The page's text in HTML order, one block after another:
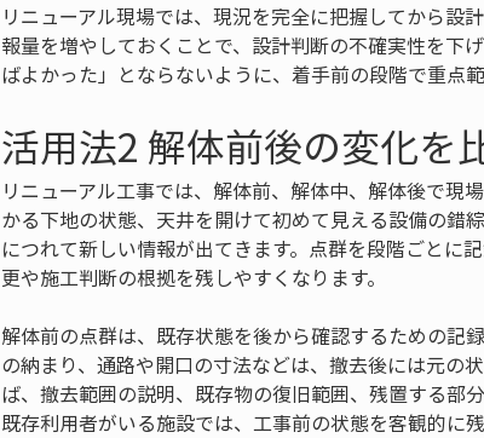
リニューアル現場では、現況を完全に把握してから設
報量を増やしておくことで、設計判断の不確実性を下
ばよかった」とならないように、着手前の段階で重点
活用法2 解体前後の変化を
リニューアル工事では、解体前、解体中、解体後で現
かる下地の状態、天井を開けて初めて見える設備の錯
につれて新しい情報が出てきます。点群を段階ごとに
更や施工判断の根拠を残しやすくなります。
解体前の点群は、既存状態を後から確認するための記
の納まり、通路や開口の寸法などは、撤去後には元の
ば、撤去範囲の説明、既存物の復旧範囲、残置する部
既存利用者がいる施設では、工事前の状態を客観的に